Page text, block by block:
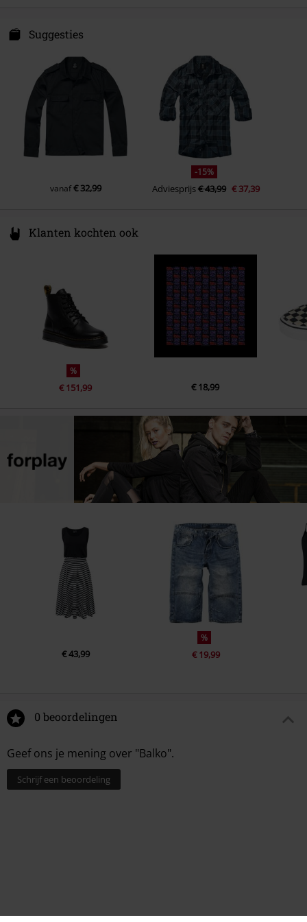
Kleur
Darmer Esch 70a
49811 Lingen
www.emp.de
Suggesties
vanaf€ 32,99
-15%
Adviesprijs€ 43,99 € 37,39
Klanten kochten ook
%
€ 151,99 € 18,99
€ 43,99
%
€ 19,99
0 beoordelingen
Geef ons je mening over "Balko".
Schrijf een beoordeling